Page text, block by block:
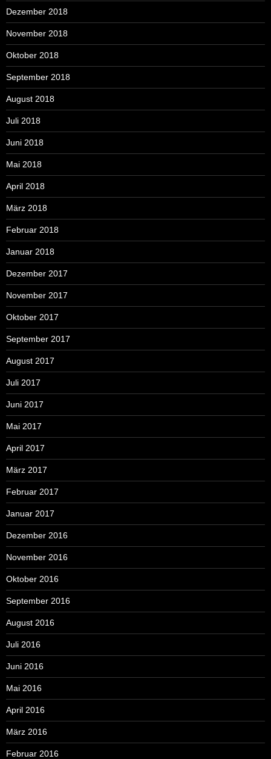
Dezember 2018
November 2018
Oktober 2018
September 2018
August 2018
Juli 2018
Juni 2018
Mai 2018
April 2018
März 2018
Februar 2018
Januar 2018
Dezember 2017
November 2017
Oktober 2017
September 2017
August 2017
Juli 2017
Juni 2017
Mai 2017
April 2017
März 2017
Februar 2017
Januar 2017
Dezember 2016
November 2016
Oktober 2016
September 2016
August 2016
Juli 2016
Juni 2016
Mai 2016
April 2016
März 2016
Februar 2016